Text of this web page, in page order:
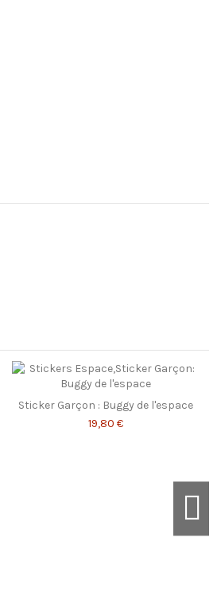
- Inodores, elles sont
Sticker Garçon : Buggy de l'espace
19,80 €